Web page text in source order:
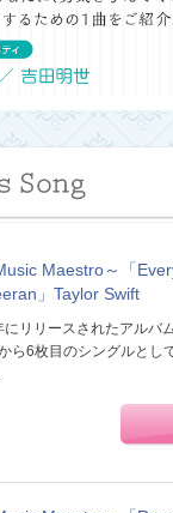
Maestro～「
」Taylor Swift
リリースされたアルバ
ら6枚目のシングルとし